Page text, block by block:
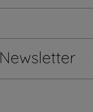
Newsletter